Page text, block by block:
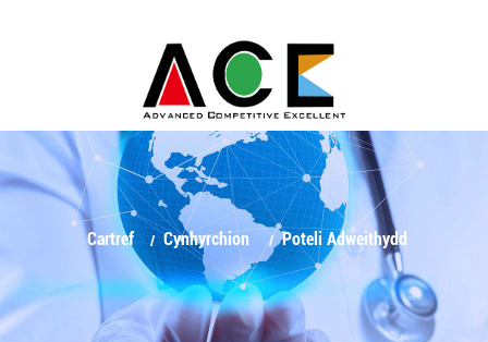
Cartref Cynhyrchion Poteli Adweithydd